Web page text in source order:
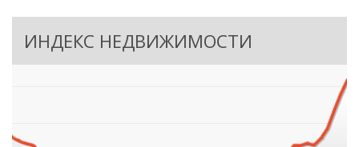
ИНДЕКС НЕДВИЖИМОСТИ